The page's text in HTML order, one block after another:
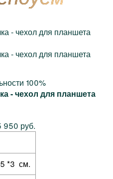
100%
- чехол для планшета
950 руб.
*3 см.